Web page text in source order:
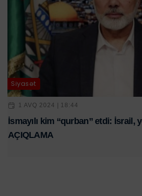
Siyasət
1 AVQ 2024 | 18:44
İsmayılı kim “qurban” etdi: İsrail,
AÇIQLAMA